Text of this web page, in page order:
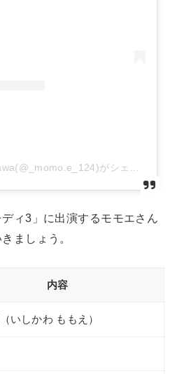
ィ3」に出演するモモエさん
ましょう。
内容
いしかわ ももえ）